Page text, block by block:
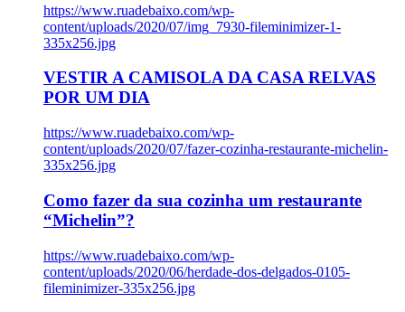
https://www.ruadebaixo.com/wp-
content/uploads/2020/07/img_7930-fileminimizer-1-
335x256.jpg
VESTIR A CAMISOLA DA CASA RELVAS
POR UM DIA
https://www.ruadebaixo.com/wp-
content/uploads/2020/07/fazer-cozinha-restaurante-michelin-
335x256.jpg
Como fazer da sua cozinha um restaurante
“Michelin”?
https://www.ruadebaixo.com/wp-
content/uploads/2020/06/herdade-dos-delgados-0105-
fileminimizer-335x256.jpg